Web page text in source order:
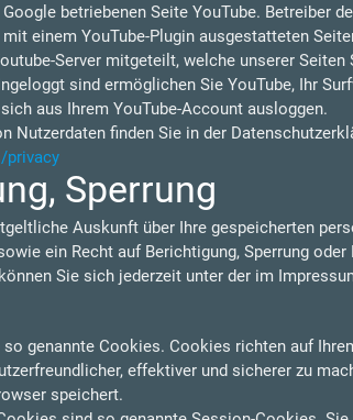
betriebenen Seite YouTube. Betreiber
einem YouTube-Plugin ausgestatteten
Server mitgeteilt, welche unserer Seiten
sind ermöglichen Sie YouTube, Ihr
aus Ihrem YouTube-Account ausloggen.
Nutzerdaten finden Sie in der
privacy
Sperrung
Auskunft über Ihre gespeicherten
ein Recht auf Berichtigung, Sperrung
Sie sich jederzeit unter der im
genannte Cookies. Cookies richten auf
effektiver und sicherer zu
speichert.